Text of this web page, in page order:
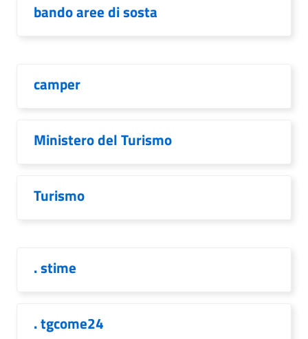
bando aree di sosta
camper
Ministero del Turismo
Turismo
. stime
. tgcome24